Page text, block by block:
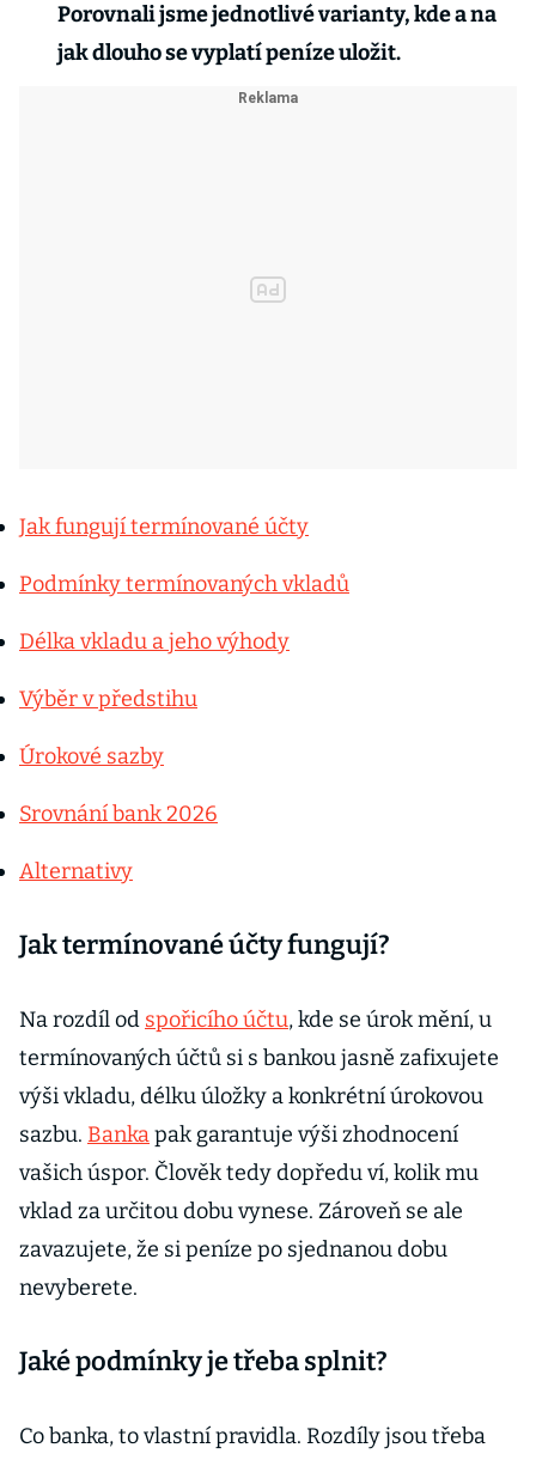
Porovnali jsme jednotlivé varianty, kde a na
jak dlouho se vyplatí peníze uložit.
Jak fungují termínované účty
Podmínky termínovaných vkladů
Délka vkladu a jeho výhody
Výběr v předstihu
Úrokové sazby
Srovnání bank 2026
Alternativy
Jak termínované účty fungují?
Na rozdíl od spořicího účtu, kde se úrok mění, u
termínovaných účtů si s bankou jasně zafixujete
výši vkladu, délku úložky a konkrétní úrokovou
sazbu. Bankapak garantuje výši zhodnocení
vašich úspor. Člověk tedy dopředu ví, kolik mu
vklad za určitou dobu vynese. Zároveň se ale
zavazujete, že si peníze po sjednanou dobu
nevyberete.
Jaké podmínky je třeba splnit?
Co banka, to vlastní pravidla. Rozdíly jsou třeba